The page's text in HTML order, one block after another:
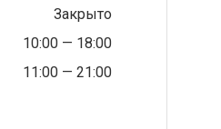
Закрыто
10:00 — 18:00
11:00 — 21:00